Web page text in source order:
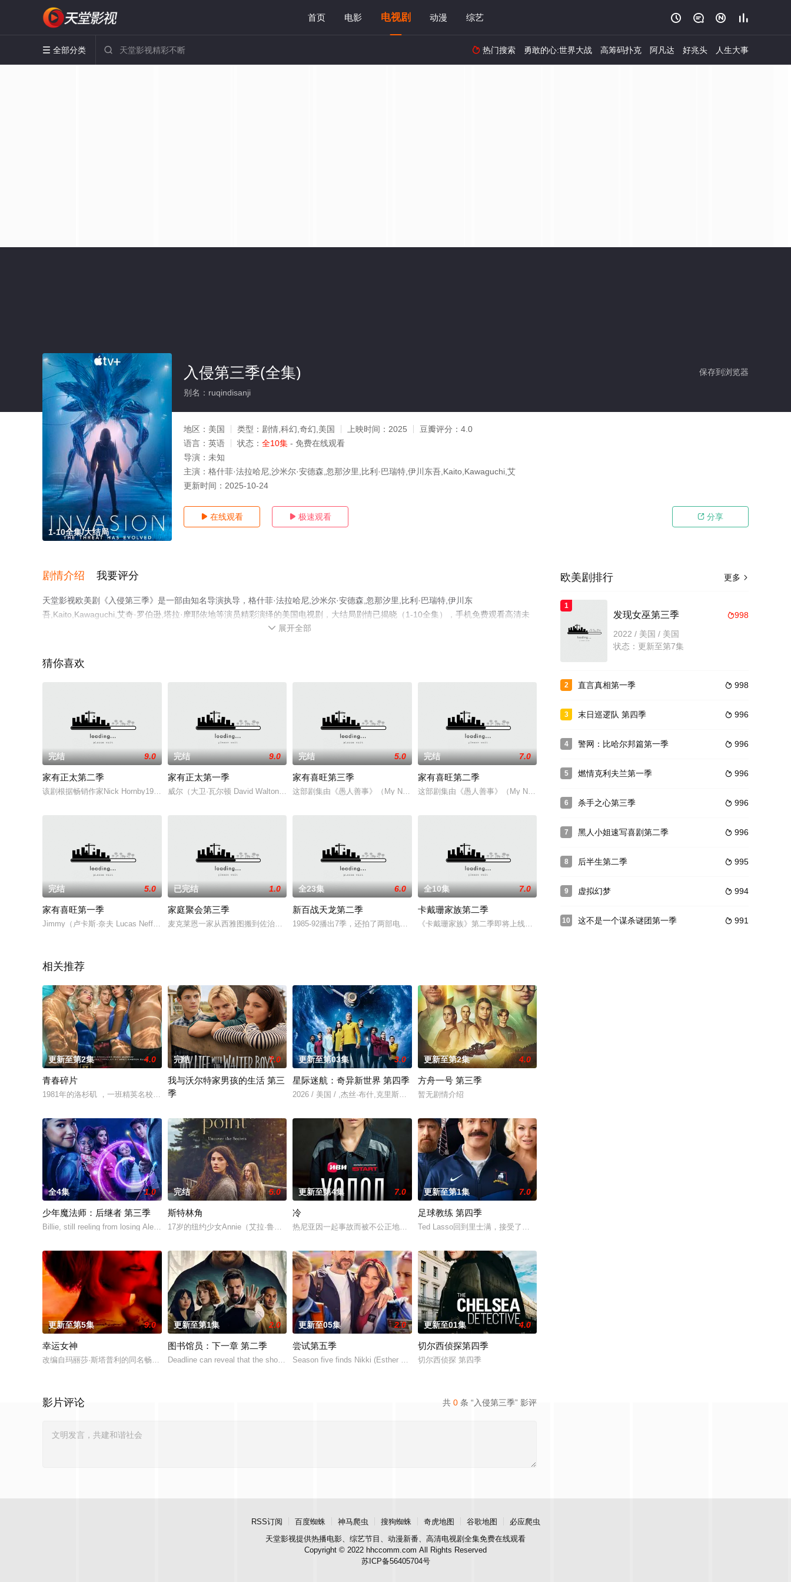
首页 电影 电视剧 动漫 综艺    
 全部分类   热门搜索 勇敢的心:世界大战 高筹码扑克 阿凡达 好兆头 人生大事
1-10全集/大结局
保存到浏览器
入侵第三季(全集)
别名：ruqindisanji
地区： 美国 类型： 剧情,科幻,奇幻,美国 上映时间： 2025 豆瓣评分： 4.0
语言： 英语 状态： 全10集 - 免费在线观看
导演： 未知
主演： 格什菲·法拉哈尼,沙米尔·安德森,忽那汐里,比利·巴瑞特,伊川东吾,Kaito,Kawaguchi,艾
更新时间： 2025-10-24
 在线观看  极速观看  分享
剧情介绍 我要评分
天堂影视欧美剧《入侵第三季》是一部由知名导演执导，格什菲·法拉哈尼,沙米尔·安德森,忽那汐里,比利·巴瑞特,伊川东
吾,Kaito,Kawaguchi,艾奇·罗伯逊,塔拉·摩耶依地等演员精彩演绎的美国电视剧，大结局剧情已揭晓（1-10全集），手机免费观看高清未
删减完整版电视剧全集就上天堂电影网，热播电视剧提前免费观看，更多剧情信息可移步至豆瓣电视剧、电视猫或剧情网等平台了解。
 展开全部
猜你喜欢
完结 9.0
家有正太第二季
该剧根据畅销作家Nick Hornby1998年的同名小说改编，讲述的是一个另类的「成长纪事」单镜头喜剧故事（半小时）。此前有2002年英国电影
完结 9.0
家有正太第一季
威尔（大卫·瓦尔顿 David Walton 饰）一直过着自由自在随心所欲的生活，某日，一位名为菲奥娜（明妮·德里弗 Minnie Driver
完结 5.0
家有喜旺第三季
这部剧集由《愚人善事》（My Name Is Earl）创作人Greg Garcia打造。故事讲述23岁的Jimmy meijucang Cha
完结 7.0
家有喜旺第二季
这部剧集由《愚人善事》（My Name Is Earl）创作人Greg Garcia打造。故事讲述23岁的Jimmy Chance与一
完结 5.0
家有喜旺第一季
Jimmy（卢卡斯·奈夫 Lucas Neff 饰）没有正经工作看，他没有房子,只能跟母亲Virginia(玛莎·普林顿 Martha Plim
已完结 1.0
家庭聚会第三季
麦克莱恩一家从西雅图搬到佐治亚小镇。南方生活和守旧的爷爷奶奶给他们的大都市生活方式带来了挑战。
全23集 6.0
新百战天龙第二季
1985-92播出7季，还拍了两部电视电影的ABC老剧《百战天龙 MacGyver》，被CBS接手翻拍。MacGyver在原剧中是个不喜用枪的人
全10集 7.0
卡戴珊家族第二季
《卡戴珊家族》第二季即将上线，继续追踪美国名媛的秘密生活！
相关推荐
更新至第2集 4.0
青春碎片
1981年的洛杉矶 ，一班精英名校的高中生原本过住灿烂生活，直至一位神秘转校生出现。与此同时，专门猎杀青少年的连环杀人魔“The Trawler
完结 7.0
我与沃尔特家男孩的生活 第三
季
更新至第03集 3.0
星际迷航：奇异新世界 第四季
2026 / 美国 / ,杰丝·布什,克里斯蒂娜·钟,西莉亚·罗丝·古丁,阿德里安·霍姆斯,克里斯汀·霍恩,丹·让诺特,卡罗尔·凯恩,亚历克丝·卡普,安松·蒙特,Chr
更新至第2集 4.0
方舟一号 第三季
暂无剧情介绍
全4集 1.0
少年魔法师：后继者 第三季
Billie, still reeling from losing Alex at the end of Season 2, discovers
完结 5.0
斯特林角
17岁的纽约少女Annie（艾拉·鲁宾 饰）和双胞胎哥哥由养父抚养长大。她无意中继承了神秘外祖父在加拿大的一座岛屿。于是她前往加拿大度过了一个夏
更新至第4集 7.0
冷
热尼亚因一起事故而被不公正地监禁，她的丈夫和6岁的女儿在事故中死亡。这起事故的真正罪魁祸首是富家子弟，他们强大的父母“帮助”法院做出了
更新至第1集 7.0
足球教练 第四季
Ted Lasso回到里士满，接受了他迄今为止最大的挑战：执教一支乙级联赛的女子足球队。在这一季里，Ted和
更新至第5集 9.0
幸运女神
改编自玛丽莎·斯塔普利的同名畅销小说，讲述专业骗子“幸运儿”露西（安雅·泰勒-乔伊 饰）在一次数百万美元的劫案发生意外后，被迫踏上逃亡之路的故事
更新至第1集 2.0
图书馆员：下一章 第二季
Deadline can reveal that the show has also been handed a two-season orde
更新至05集 2.0
尝试第五季
Season five finds Nikki (Esther Smith) and Jason (Rafe Spall) dealing wi
更新至01集 4.0
切尔西侦探第四季
切尔西侦探 第四季
共 0 条 “入侵第三季” 影评
影片评论
更多 
欧美剧排行
1
998
发现女巫第三季
2022 / 美国 / 美国
状态：更新至第7集
2  998
直言真相第一季
3  996
末日巡逻队 第四季
4  996
警网：比哈尔邦篇第一季
5  996
燃情克利夫兰第一季
6  996
杀手之心第三季
7  996
黑人小姐速写喜剧第二季
8  995
后半生第二季
9  994
虚拟幻梦
10  991
这不是一个谋杀谜团第一季
RSS订阅 百度蜘蛛 神马爬虫 搜狗蜘蛛 奇虎地图 谷歌地图
必应爬虫
天堂影视提供热播电影、综艺节目、动漫新番、高清电视剧全集免费在线观看
Copyright © 2022 hhccomm.com All Rights Reserved
苏ICP备56405704号